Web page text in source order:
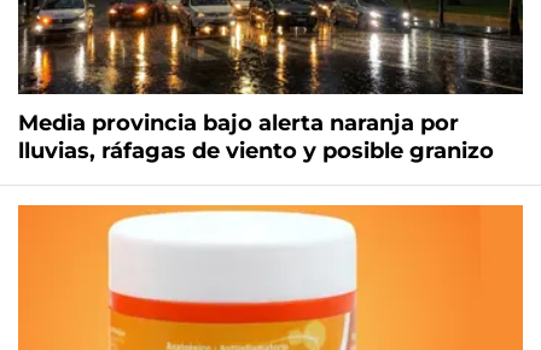
Media provincia bajo alerta naranja por
lluvias, ráfagas de viento y posible granizo